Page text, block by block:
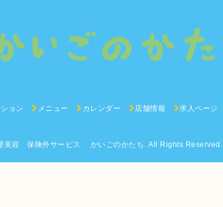
ョン メニュー カレンダー 店舗情報 求人ページ
美容 保険外サービス かいごのかたち. All Rights Reserved.